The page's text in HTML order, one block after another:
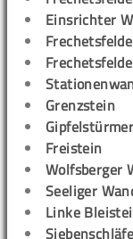
Einsrichter
Grenzstein
Freistein
Wolfsberger
Seeliger
Linke